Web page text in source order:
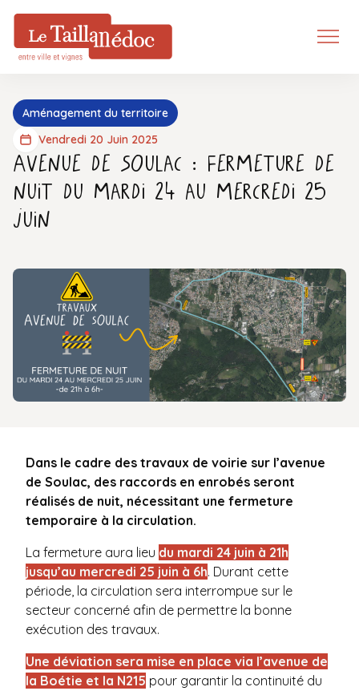
Aménagement du territoire
Vendredi 20 Juin 2025
Avenue de Soulac : Fermeture de
nuit du mardi 24 au mercredi 25
juin
Dans le cadre des travaux de voirie sur l’avenue
de Soulac, des raccords en enrobés seront
réalisés de nuit, nécessitant une fermeture
temporaire à la circulation.
La fermeture aura lieu du mardi 24 juin à 21h
jusqu’au mercredi 25 juin à 6h. Durant cette
période, la circulation sera interrompue sur le
secteur concerné afin de permettre la bonne
exécution des travaux.
Une déviation sera mise en place via l’avenue de
la Boétie et la N215 pour garantir la continuité du